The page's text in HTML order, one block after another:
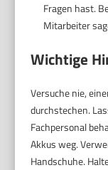
Fragen hast.
Mitarbeiter
Wichtige
Versuche nie,
durchstechen.
Fachpersonal
Akkus weg.
Handschuhe.